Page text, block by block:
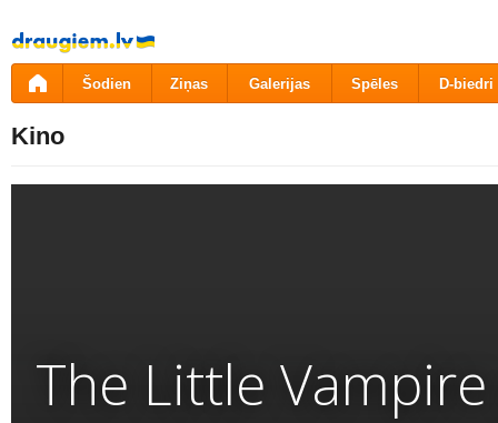
Pāriet
uz
saturu
Šodien Ziņas Galerijas Spēles D-biedri
Kino
The Little Vampire